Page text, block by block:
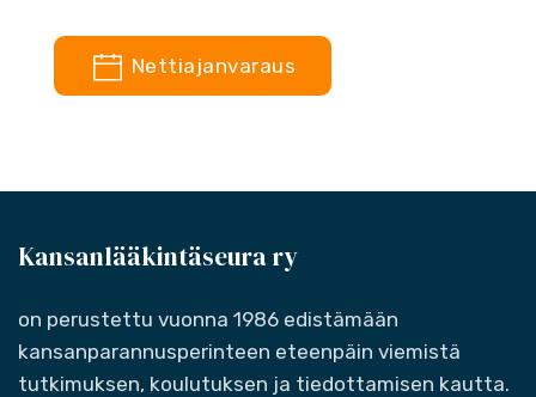
Nettiajanvaraus
Kansanlääkintäseura ry
on perustettu vuonna 1986 edistämään
kansanparannusperinteen eteenpäin viemistä
tutkimuksen, koulutuksen ja tiedottamisen kautta.